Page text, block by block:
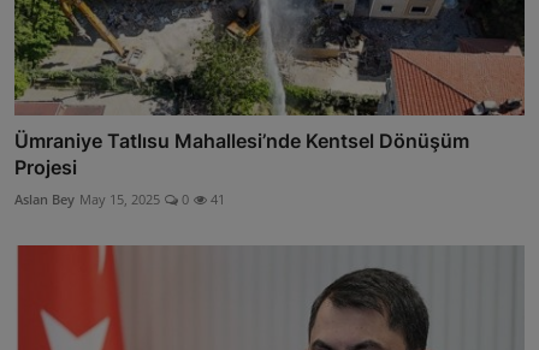
Ümraniye Tatlısu Mahallesi’nde Kentsel Dönüşüm
Projesi
Aslan Bey May 15, 2025 0 41